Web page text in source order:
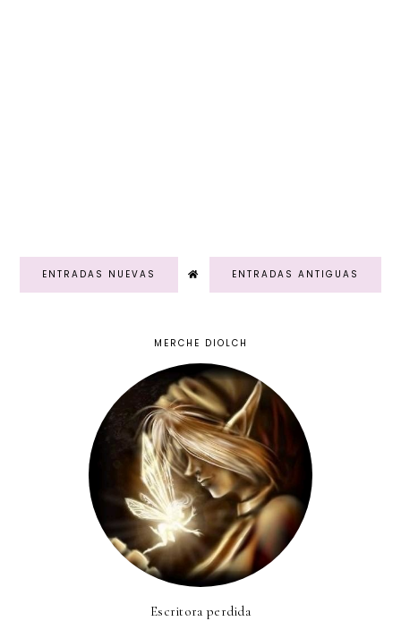
ENTRADAS NUEVAS ENTRADAS ANTIGUAS
MERCHE DIOLCH
Escritora perdida